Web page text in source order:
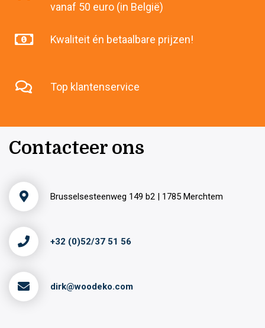
vanaf 50 euro (in België)
Kwaliteit én betaalbare prijzen!
Top klantenservice
Contacteer ons
Brusselsesteenweg 149 b2 | 1785 Merchtem
+32 (0)52/37 51 56
dirk@woodeko.com